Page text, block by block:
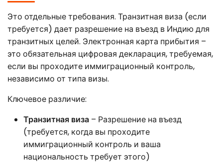
Это отдельные требования. Транзитная виза (если
требуется) дает разрешение на въезд в Индию для
транзитных целей. Электронная карта прибытия –
это обязательная цифровая декларация, требуемая,
если вы проходите иммиграционный контроль,
независимо от типа визы.
Ключевое различие:
Транзитная виза – Разрешение на въезд
(требуется, когда вы проходите
иммиграционный контроль и ваша
национальность требует этого)